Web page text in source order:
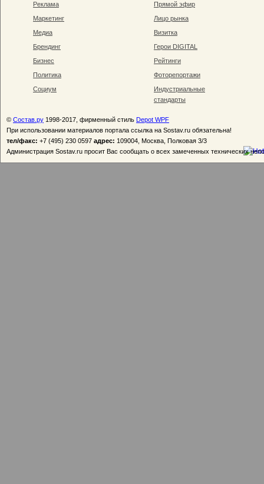
Реклама
Маркетинг
Медиа
Брендинг
Бизнес
Политика
Социум
Прямой эфир
Лицо рынка
Визитка
Герои DIGITAL
Рейтинги
Фоторепортажи
Индустриальные
стандарты
© Состав.ру 1998-2017, фирменный стиль Depot WPF
При использовании материалов портала ссылка на Sostav.ru обязательна!
тел/факс: +7 (495) 230 0597 адрес: 109004, Москва, Полковая 3/3
Администрация Sostav.ru просит Вас сообщать о всех замеченных технических